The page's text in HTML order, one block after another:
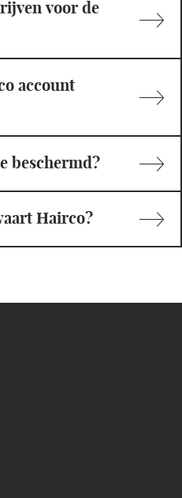
voor de
account
beschermd?
Hairco?